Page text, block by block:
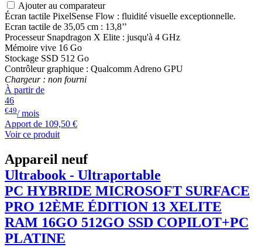
Ajouter au comparateur
Écran tactile PixelSense Flow : fluidité visuelle exceptionnelle.
Ecran tactile de 35,05 cm : 13,8’’
Processeur Snapdragon X Elite : jusqu'à 4 GHz
Mémoire vive 16 Go
Stockage SSD 512 Go
Contrôleur graphique : Qualcomm Adreno GPU
Chargeur : non fourni
À partir de
46
€49/ mois
Apport de 109,50 €
Voir ce produit
Appareil neuf
Ultrabook - Ultraportable
PC HYBRIDE MICROSOFT SURFACE
PRO 12ÈME ÉDITION 13 XELITE
RAM 16GO 512GO SSD COPILOT+PC
PLATINE